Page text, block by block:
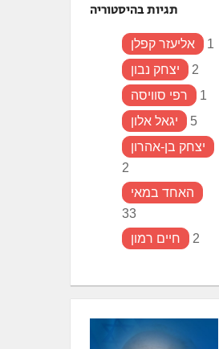
תגיות בהיסטוריה
אליעזר קפלן
1
יצחק נבון
2
רפי סוויסה
1
יגאל אלון
5
יצחק בן-אהרון
2
האחד במאי
33
חיים רמון
2